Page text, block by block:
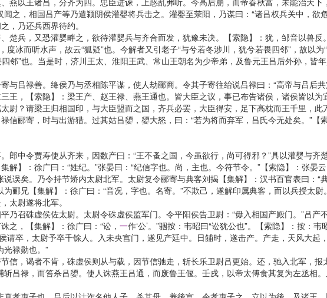
之，相国吕产等乃遣颍阴侯灌婴将兵击之。灌婴至荥阳，乃谋曰：“诸吕权兵关中，
，乃还兵西界待约。
，又恐灌婴畔之，欲待灌婴兵与齐合而发，犹豫未决。【索隐】：犹，邹音以兽反
冰而听水声，故云“狐疑”也。今解者又引老子“与兮若冬涉川，犹兮若畏四邻”，故以
邻”也。当是时，济川王太、淮阳王武、常山王朝名为少帝弟，及鲁元王吕后外孙，
吕禄善。绛侯乃与丞相陈平谋，使人劫郦商。令其子寄往绐说吕禄曰：“高帝与吕后
王，【索隐】：梁王产、赵王禄、燕王通也。皆大臣之议，事已布告诸侯，诸侯皆以
尉？请梁王归相国印，与大臣盟而之国，齐兵必罢，大臣得安，足下高枕而王千里，
信郦寄，时与出游猎。过其姑吕嬃，嬃大怒，曰：“若为将而弃军，吕氏今无处矣。”
中令贾寿使从齐来，因数产曰：“王不蚤之国，今虽欲行，尚可得邪？”具以灌婴与齐
】：徐广曰：“姓纪。”张晏曰：“纪信字也。尚，主也。今符节令。”【索隐】：张晏
误矣。乃令持节矫内太尉北军。太尉复令郦寄与典客刘揭【集解】：汉书百官表曰：
郦兄【集解】：徐广曰：“音况，字也。名寄。”不欺己，遂解印属典客，而以兵授太
太尉遂将北军。
召硃虚侯佐太尉。太尉令硃虚侯监军门。令平阳侯告卫尉：“毋入相国产殿门。”吕产
之，【集解】：徐广曰：“讼， 一作‘公’。”骃按：韦昭曰“讼犹公也”。【索隐】：按：
请卒，太尉予卒千馀人。入未央宫门，遂见产廷中。日餔时，遂击产。产走，天风大
光禄勋也。”
，谒者不肯，硃虚侯则从与载，因节信驰走，斩长乐卫尉吕更始。还，驰入北军，报
吕禄，而笞杀吕嬃。使人诛燕王吕通，而废鲁王偃。壬戌，以帝太傅食其复为左丞相